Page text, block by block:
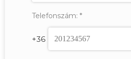
Telefonszám: *
+36